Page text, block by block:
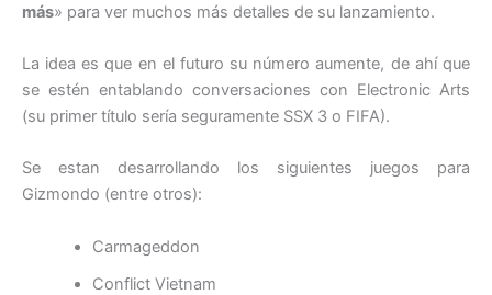
más» para ver muchos más detalles de su lanzamiento.
La idea es que en el futuro su número aumente, de ahí que
se estén entablando conversaciones con Electronic Arts
(su primer título sería seguramente SSX 3 o FIFA).
Se estan desarrollando los siguientes juegos para
Gizmondo (entre otros):
Carmageddon
Conflict Vietnam